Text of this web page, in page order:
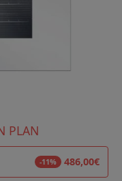
PLAN
-11% 486,00€